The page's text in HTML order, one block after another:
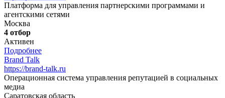
Платформа для управления партнерскими программами и
агентскими сетями
Москва
4 отбор
Активен
Подробнее
Brand Talk
https://brand-talk.ru
Операционная система управления репутацией в социальных
медиа
Саратовская область